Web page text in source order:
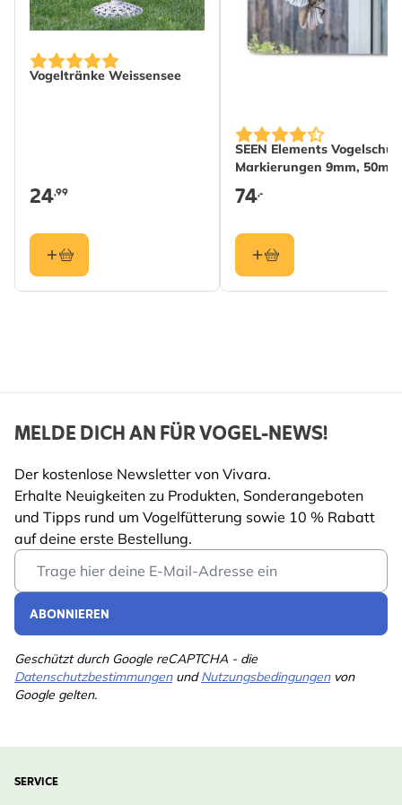
Mehr lesen
Vogeltränke Weissensee
24,99
SEEN Elements
Markierungen 9mm, 50m
74,-
MELDE DICH AN FÜR VOGEL-NEWS!
Der kostenlose Newsletter von Vivara.
Erhalte Neuigkeiten zu Produkten, Sonderangeboten
und Tipps rund um Vogelfütterung sowie 10 % Rabatt
auf deine erste Bestellung.
Email Address
ABONNIEREN
Geschützt durch Google reCAPTCHA - die
DatenschutzbestimmungenundNutzungsbedingungenvon
Google gelten.
SERVICE